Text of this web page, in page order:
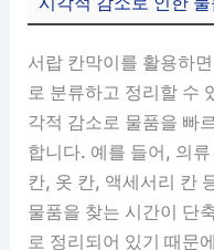
서랍 칸막이를 활용하
로 분류하고 정리할 수
각적 감소로 물품을 빠
합니다. 예를 들어, 의
칸, 옷 칸, 액세서리 칸
물품을 찾는 시간이 단
로 정리되어 있기 때문